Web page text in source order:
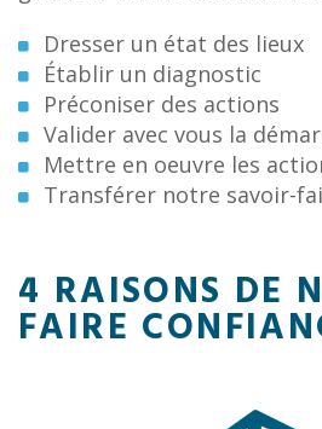
Dresser un état des lieux
Établir un diagnostic
Préconiser des actions
Valider avec vous la
Mettre en oeuvre les
Transférer notre savoir-
4 RAISONS DE
FAIRE